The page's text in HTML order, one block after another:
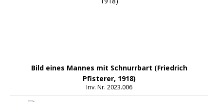
Bild eines Mannes mit Schnurrbart (Friedrich
Pfisterer, 1918)
Inv. Nr. 2023.006